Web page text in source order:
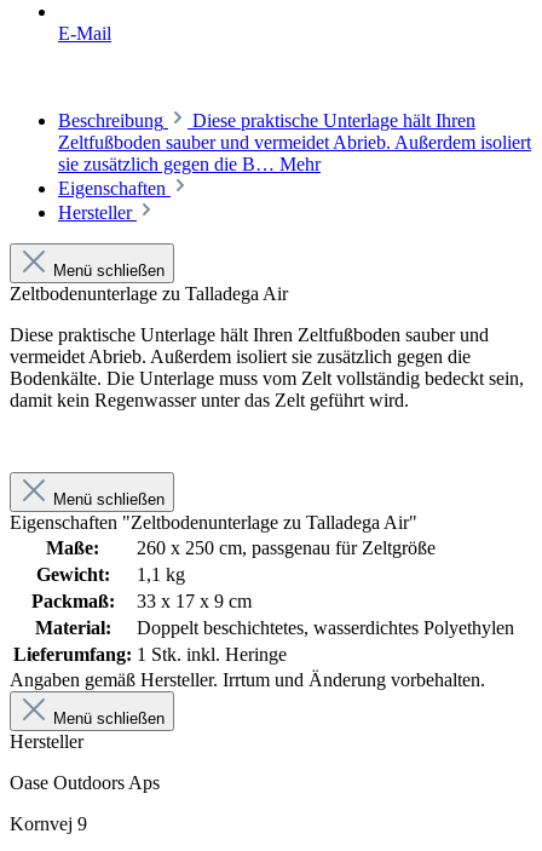
E-Mail
Beschreibung
Diese praktische Unterlage hält Ihren
Zeltfußboden sauber und vermeidet Abrieb. Außerdem isoliert
sie zusätzlich gegen die B… Mehr
Eigenschaften
Hersteller
Menü schließen
Zeltbodenunterlage zu Talladega Air
Diese praktische Unterlage hält Ihren Zeltfußboden sauber und
vermeidet Abrieb. Außerdem isoliert sie zusätzlich gegen die
Bodenkälte. Die Unterlage muss vom Zelt vollständig bedeckt sein,
damit kein Regenwasser unter das Zelt geführt wird.
Menü schließen
Eigenschaften "Zeltbodenunterlage zu Talladega Air"
Maße:
260 x 250 cm, passgenau für Zeltgröße
Gewicht:
1,1 kg
Packmaß:
33 x 17 x 9 cm
Material:
Doppelt beschichtetes, wasserdichtes Polyethylen
Lieferumfang: 1 Stk. inkl. Heringe
Angaben gemäß Hersteller. Irrtum und Änderung vorbehalten.
Menü schließen
Hersteller
Oase Outdoors Aps
Kornvej 9